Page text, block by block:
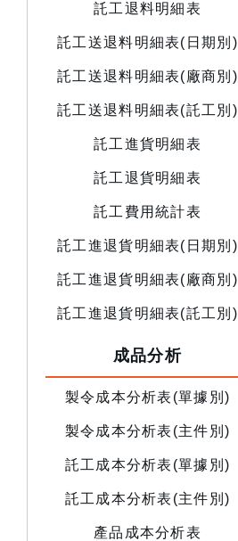
託工退料明細表
託工送退料明細表(日期別)
託工送退料明細表(廠商別)
託工送退料明細表(託工別)
託工進貨明細表
託工退貨明細表
託工費用統計表
託工進退貨明細表(日期別)
託工進退貨明細表(廠商別)
託工進退貨明細表(託工別)
成品分析
製令成本分析表(單據別)
製令成本分析表(主件別)
託工成本分析表(單據別)
託工成本分析表(主件別)
產品成本分析表